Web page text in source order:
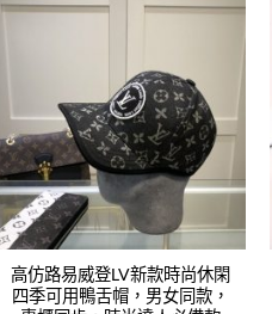
wishlist
高仿路易威登LV新款時尚休閑
四季可用鴨舌帽，男女同款，